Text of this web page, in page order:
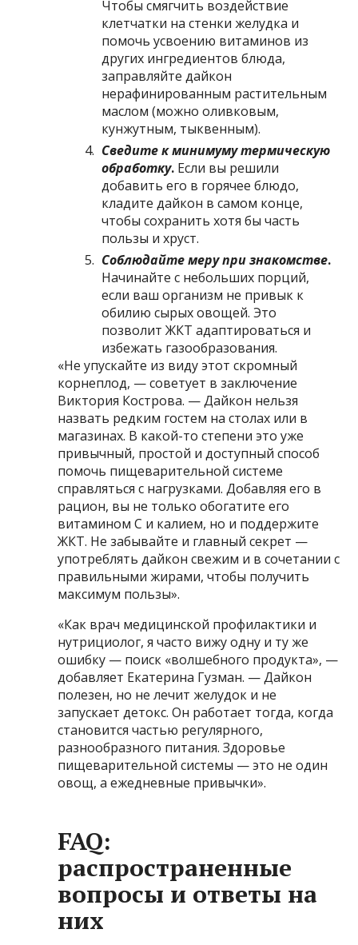
Чтобы смягчить воздействие
клетчатки на стенки желудка и
помочь усвоению витаминов из
других ингредиентов блюда,
заправляйте дайкон
нерафинированным растительным
маслом (можно оливковым,
кунжутным, тыквенным).
Сведите к минимуму термическую
обработку. Если вы решили
добавить его в горячее блюдо,
кладите дайкон в самом конце,
чтобы сохранить хотя бы часть
пользы и хруст.
Соблюдайте меру при знакомстве.
Начинайте с небольших порций,
если ваш организм не привык к
обилию сырых овощей. Это
позволит ЖКТ адаптироваться и
избежать газообразования.
«Не упускайте из виду этот скромный
корнеплод, — советует в заключение
Виктория Кострова. — Дайкон нельзя
назвать редким гостем на столах или в
магазинах. В какой-то степени это уже
привычный, простой и доступный способ
помочь пищеварительной системе
справляться с нагрузками. Добавляя его в
рацион, вы не только обогатите его
витамином С и калием, но и поддержите
ЖКТ. Не забывайте и главный секрет —
употреблять дайкон свежим и в сочетании с
правильными жирами, чтобы получить
максимум пользы».
«Как врач медицинской профилактики и
нутрициолог, я часто вижу одну и ту же
ошибку — поиск «волшебного продукта», —
добавляет Екатерина Гузман. — Дайкон
полезен, но не лечит желудок и не
запускает детокс. Он работает тогда, когда
становится частью регулярного,
разнообразного питания. Здоровье
пищеварительной системы — это не один
овощ, а ежедневные привычки».
FAQ:
распространенные
вопросы и ответы на
них